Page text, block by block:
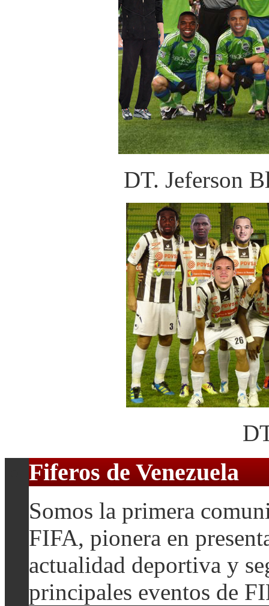
DT. Jeferson
Fiferos de Venezuela
Somos la primera
FIFA, pionera en
actualidad deportiva y
principales eventos de